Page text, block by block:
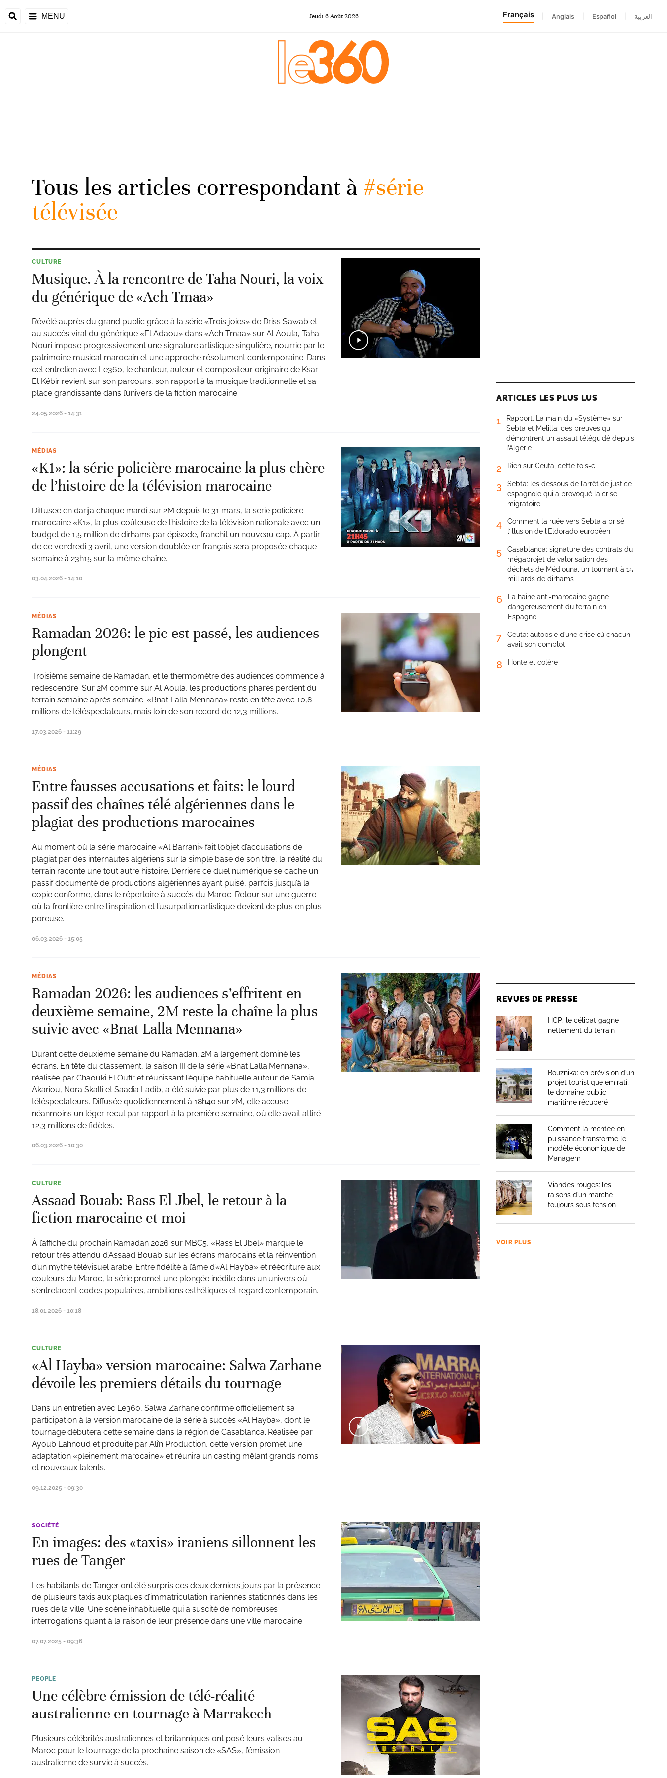
MENU Jeudi 6Août 2026 Français Anglais Español العربية
Tous les articles correspondant à #série
télévisée
CULTURE
Musique. À la rencontre de Taha Nouri, la voix
du générique de «Ach Tmaa»
Révélé auprès du grand public grâce à la série «Trois joies» de Driss Sawab et
au succès viral du générique «El Adaou» dans «Ach Tmaa» sur Al Aoula, Taha
Nouri impose progressivement une signature artistique singulière, nourrie par le
patrimoine musical marocain et une approche résolument contemporaine. Dans
cet entretien avec Le360, le chanteur, auteur et compositeur originaire de Ksar
El Kébir revient sur son parcours, son rapport à la musique traditionnelle et sa
place grandissante dans l’univers de la fiction marocaine.
24.05.2026 - 14:31
MÉDIAS
«K1»: la série policière marocaine la plus chère
de l’histoire de la télévision marocaine
Diffusée en darija chaque mardi sur 2M depuis le 31 mars, la série policière
marocaine «K1», la plus coûteuse de l’histoire de la télévision nationale avec un
budget de 1,5 million de dirhams par épisode, franchit un nouveau cap. À partir
de ce vendredi 3 avril, une version doublée en français sera proposée chaque
semaine à 23h15 sur la même chaîne.
03.04.2026 - 14:10
MÉDIAS
Ramadan 2026: le pic est passé, les audiences
plongent
Troisième semaine de Ramadan, et le thermomètre des audiences commence à
redescendre. Sur 2M comme sur Al Aoula, les productions phares perdent du
terrain semaine après semaine. «Bnat Lalla Mennana» reste en tête avec 10,8
millions de téléspectateurs, mais loin de son record de 12,3 millions.
17.03.2026 - 11:29
MÉDIAS
Entre fausses accusations et faits: le lourd
passif des chaînes télé algériennes dans le
plagiat des productions marocaines
Au moment où la série marocaine «Al Barrani» fait l’objet d’accusations de
plagiat par des internautes algériens sur la simple base de son titre, la réalité du
terrain raconte une tout autre histoire. Derrière ce duel numérique se cache un
passif documenté de productions algériennes ayant puisé, parfois jusqu’à la
copie conforme, dans le répertoire à succès du Maroc. Retour sur une guerre
où la frontière entre l’inspiration et l’usurpation artistique devient de plus en plus
poreuse.
06.03.2026 - 15:05
MÉDIAS
Ramadan 2026: les audiences s’effritent en
deuxième semaine, 2M reste la chaîne la plus
suivie avec «Bnat Lalla Mennana»
Durant cette deuxième semaine du Ramadan, 2M a largement dominé les
écrans. En tête du classement, la saison III de la série «Bnat Lalla Mennana»,
réalisée par Chaouki El Oufir et réunissant l’équipe habituelle autour de Samia
Akariou, Nora Skalli et Saadia Ladib, a été suivie par plus de 11,3 millions de
téléspectateurs. Diffusée quotidiennement à 18h40 sur 2M, elle accuse
néanmoins un léger recul par rapport à la première semaine, où elle avait attiré
12,3 millions de fidèles.
06.03.2026 - 10:30
CULTURE
Assaad Bouab: Rass El Jbel, le retour à la
fiction marocaine et moi
À l’affiche du prochain Ramadan 2026 sur MBC5, «Rass El Jbel» marque le
retour très attendu d’Assaad Bouab sur les écrans marocains et la réinvention
d’un mythe télévisuel arabe. Entre fidélité à l’âme d’«Al Hayba» et réécriture aux
couleurs du Maroc, la série promet une plongée inédite dans un univers où
s’entrelacent codes populaires, ambitions esthétiques et regard contemporain.
18.01.2026 - 10:18
CULTURE
«Al Hayba» version marocaine: Salwa Zarhane
dévoile les premiers détails du tournage
Dans un entretien avec Le360, Salwa Zarhane confirme officiellement sa
participation à la version marocaine de la série à succès «Al Hayba», dont le
tournage débutera cette semaine dans la région de Casablanca. Réalisée par
Ayoub Lahnoud et produite par Ali’n Production, cette version promet une
adaptation «pleinement marocaine» et réunira un casting mêlant grands noms
et nouveaux talents.
09.12.2025 - 09:30
SOCIÉTÉ
En images: des «taxis» iraniens sillonnent les
rues de Tanger
Les habitants de Tanger ont été surpris ces deux derniers jours par la présence
de plusieurs taxis aux plaques d’immatriculation iraniennes stationnés dans les
rues de la ville. Une scène inhabituelle qui a suscité de nombreuses
interrogations quant à la raison de leur présence dans une ville marocaine.
07.07.2025 - 09:36
PEOPLE
Une célèbre émission de télé-réalité
australienne en tournage à Marrakech
Plusieurs célébrités australiennes et britanniques ont posé leurs valises au
Maroc pour le tournage de la prochaine saison de «SAS», l’émission
australienne de survie à succès.
ARTICLES LES PLUS LUS
1
Rapport. La main du «Système» sur
Sebta et Melilla: ces preuves qui
démontrent un assaut téléguidé depuis
l’Algérie
2 Rien sur Ceuta, cette fois-ci
3
Sebta: les dessous de l’arrêt de justice
espagnole qui a provoqué la crise
migratoire
4
Comment la ruée vers Sebta a brisé
l’illusion de l’Eldorado européen
5
Casablanca: signature des contrats du
mégaprojet de valorisation des
déchets de Médiouna, un tournant à 15
milliards de dirhams
6
La haine anti-marocaine gagne
dangereusement du terrain en
Espagne
7
Ceuta: autopsie d’une crise où chacun
avait son complot
8 Honte et colère
REVUES DE PRESSE
HCP: le célibat gagne
nettement du terrain
Bouznika: en prévision d’un
projet touristique émirati,
le domaine public
maritime récupéré
Comment la montée en
puissance transforme le
modèle économique de
Managem
Viandes rouges: les
raisons d’un marché
toujours sous tension
VOIR PLUS